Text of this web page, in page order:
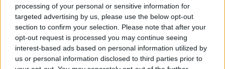
processing of your personal or sensitive information for
targeted advertising by us, please use the below opt-out
section to confirm your selection. Please note that after your
opt-out request is processed you may continue seeing
interest-based ads based on personal information utilized by
us or personal information disclosed to third parties prior to